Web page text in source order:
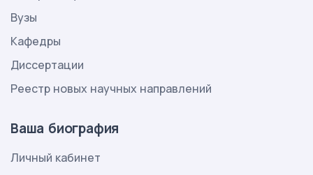
Вузы
Кафедры
Диссертации
Реестр новых научных направлений
Ваша биография
Личный кабинет